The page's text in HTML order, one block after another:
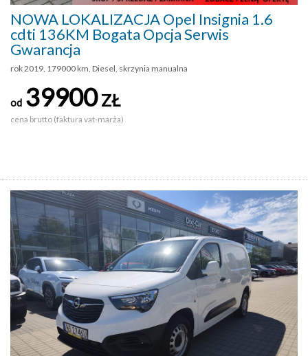
NOWA LOKALIZACJA Opel Insignia 1.6
cdti 136KM Bogata Opcja Serwis
Gwarancja
rok 2019, 179000 km, Diesel, skrzynia manualna
od 39900ZŁ
cena brutto (faktura vat-marża)